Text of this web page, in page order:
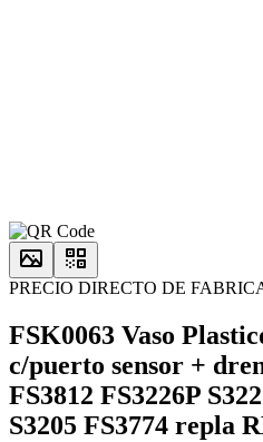
PRECIO DIRECTO DE
FSK0063 Vaso
c/puerto sensor +
FS3812 FS3226P
S3205 FS3774 repla